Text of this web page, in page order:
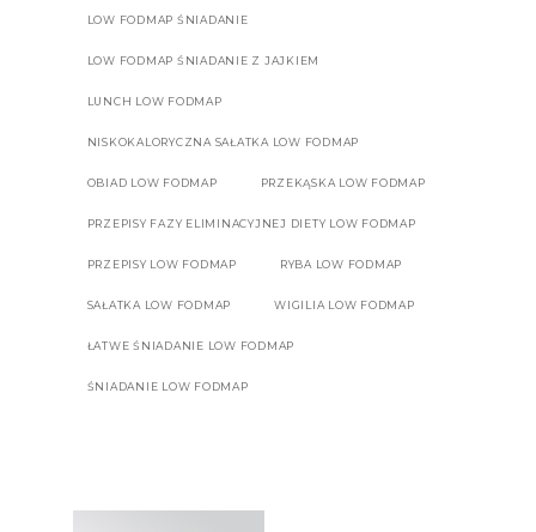
LOW FODMAP ŚNIADANIE
LOW FODMAP ŚNIADANIE Z JAJKIEM
LUNCH LOW FODMAP
NISKOKALORYCZNA SAŁATKA LOW FODMAP
OBIAD LOW FODMAP PRZEKĄSKA LOW FODMAP
PRZEPISY FAZY ELIMINACYJNEJ DIETY LOW FODMAP
PRZEPISY LOW FODMAP RYBA LOW FODMAP
SAŁATKA LOW FODMAP WIGILIA LOW FODMAP
ŁATWE ŚNIADANIE LOW FODMAP
ŚNIADANIE LOW FODMAP